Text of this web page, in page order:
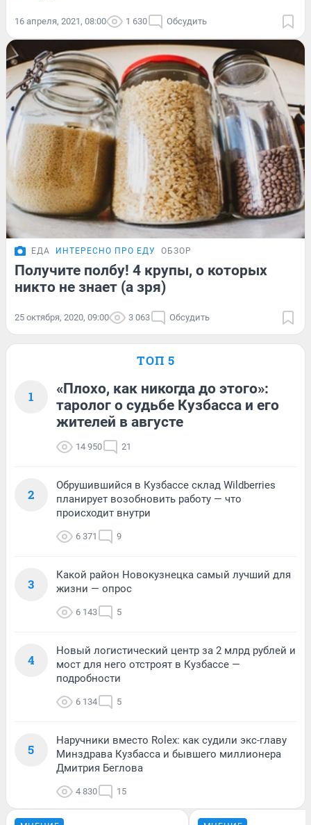
16 апреля, 2021, 08:00 1 630 Обсудить
ЕДА ИНТЕРЕСНО ПРО ЕДУ ОБЗОР
Получите полбу! 4 крупы, о которых
никто не знает (а зря)
25 октября, 2020, 09:00 3 063 Обсудить
ТОП 5
1
«Плохо, как никогда до этого»:
таролог о судьбе Кузбасса и его
жителей в августе
14 950 21
2
Обрушившийся в Кузбассе склад Wildberries
планирует возобновить работу — что
происходит внутри
6 371 9
3
Какой район Новокузнецка самый лучший для
жизни — опрос
6 143 5
4
Новый логистический центр за 2 млрд рублей и
мост для него отстроят в Кузбассе —
подробности
6 134 5
5
Наручники вместо Rolex: как судили экс-главу
Минздрава Кузбасса и бывшего миллионера
Дмитрия Беглова
4 830 15